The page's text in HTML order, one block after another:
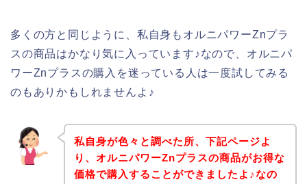
多くの方と同じように、私自身もオルニパワーZnプラ
スの商品はかなり気に入っています♪なので、オルニパ
ワーZnプラスの購入を迷っている人は一度試してみる
のもありかもしれませんよ♪
私自身が色々と調べた所、下記ページよ
り、オルニパワーZnプラスの商品がお得な
価格で購入することができましたよ♪なの